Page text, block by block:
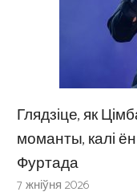
Глядзіце, як
моманты, калі ён
Фуртада
7 жніўня 2026